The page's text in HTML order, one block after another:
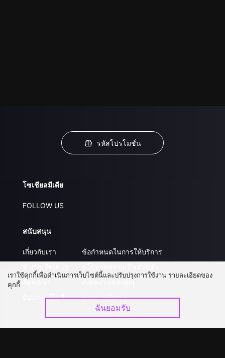
รหัสโปรโมชั่น
โซเชียลมีเดีย
FOLLOW US
สนับสนุน
เกี่ยวกับเรา
ติดต่อเรา
อัปเกรด วีไอพี
ข้อกำหนดในการให้บริการ
ส่งผลงานของคุณ
ร่วมงานกับเรา
เราใช้คุกกี้เพื่อดำเนินการเว็บไซต์นี้และปรับปรุงการใช้งาน รายละเอียดของ
คุกกี้
ฉันยอมรับ